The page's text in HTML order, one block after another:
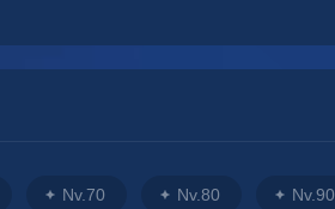
Nv.70 Nv.80 Nv.90